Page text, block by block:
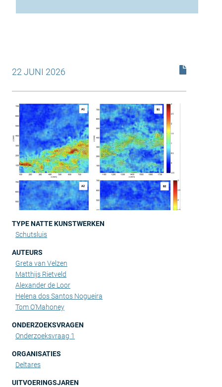
22 JUNI 2026
TYPE NATTE KUNSTWERKEN
Schutsluis
AUTEURS
Greta van Velzen
Matthijs Rietveld
Alexander de Loor
Helena dos Santos Nogueira
Tom O’Mahoney
ONDERZOEKSVRAGEN
Onderzoeksvraag 1
ORGANISATIES
Deltares
UITVOERINGSJAREN